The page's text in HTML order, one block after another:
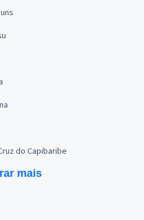
do Capibaribe
mais